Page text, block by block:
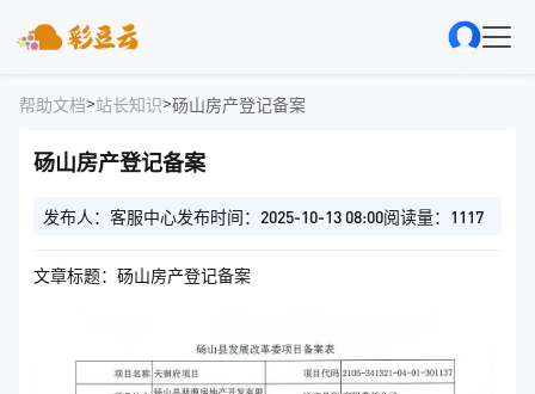
帮助文档>站长知识>砀山房产登记备案
砀山房产登记备案
发布人：客服中心发布时间：2025-10-13 08:00阅读量：1117
文章标题：砀山房产登记备案